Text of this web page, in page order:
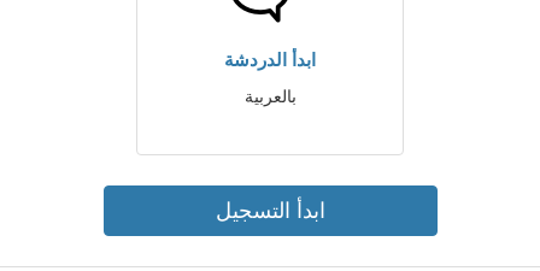
ابدأ الدردشة
بالعربية
ابدأ التسجيل